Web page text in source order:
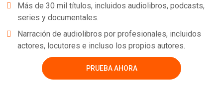
Más de 30 mil títulos, incluidos audiolibros, podcasts,
series y documentales.
Narración de audiolibros por profesionales, incluidos
actores, locutores e incluso los propios autores.
PRUEBA AHORA